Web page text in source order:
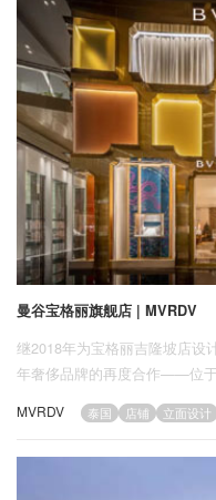
曼谷宝格丽旗舰店 | MVRDV
继2018年为宝格丽吉隆坡店设
年奢侈品牌的再度合作——位
的商场之一）的宝格丽旗舰店
国疫情的缓解，商场也逐渐恢
MVRDV 泰国 店铺 立面设计